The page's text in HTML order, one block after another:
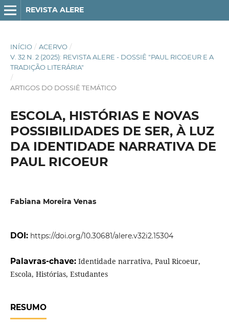
REVISTA ALERE
INÍCIO / ACERVO /
V. 32 N. 2 (2025): REVISTA ALERE - DOSSIÊ "PAUL RICOEUR E A
TRADIÇÃO LITERÁRIA"
/
ARTIGOS DO DOSSIÊ TEMÁTICO
ESCOLA, HISTÓRIAS E NOVAS
POSSIBILIDADES DE SER, À LUZ
DA IDENTIDADE NARRATIVA DE
PAUL RICOEUR
Fabiana Moreira Venas
DOI: https://doi.org/10.30681/alere.v32i2.15304
Palavras-chave: Identidade narrativa, Paul Ricoeur,
Escola, Histórias, Estudantes
RESUMO